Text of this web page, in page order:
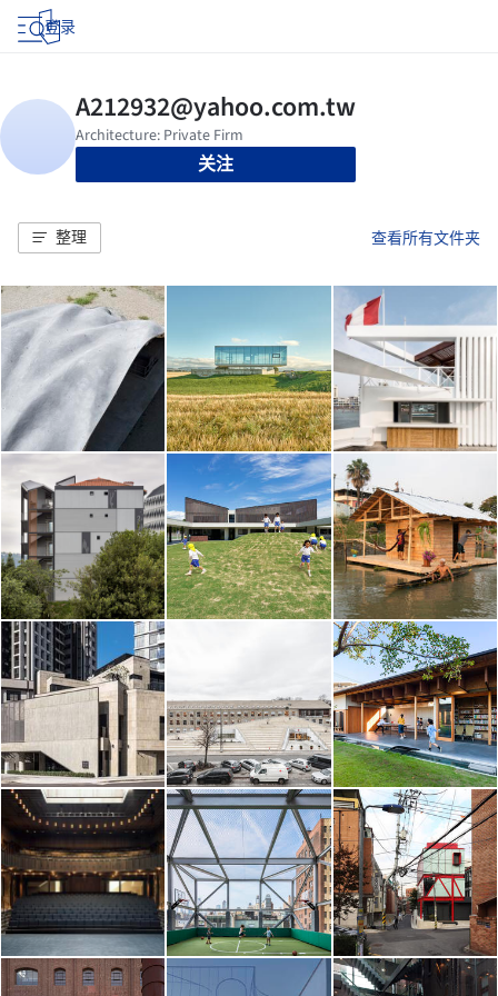
登录
关注
整理 查看所有文件夹